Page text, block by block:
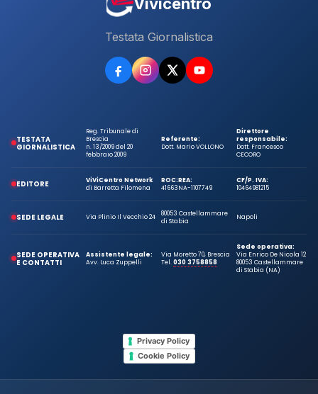
Testata Giornalistica
TESTATA
GIORNALISTICA
Reg. Tribunale di
Brescia
n. 13/2009 del 20
febbraio 2009
Referente:
Dott. Mario VOLLONO
Direttore
responsabile:
Dott. Francesco
CECORO
EDITORE
ViViCentro Network
di Barretta Filomena
ROC:
41663
REA:
NA-1107749
CF/P. IVA:
10464981215
SEDE LEGALE Via Plinio Il Vecchio 24
80053 Castellammare
di Stabia
Napoli
SEDE OPERATIVA
E CONTATTI
Assistente legale:
Avv. Luca Zuppelli
Via Moretto 70, Brescia
Tel.030 3758858
Sede operativa:
Via Enrico De Nicola 12
80053 Castellammare
di Stabia (NA)
Privacy Policy
Cookie Policy